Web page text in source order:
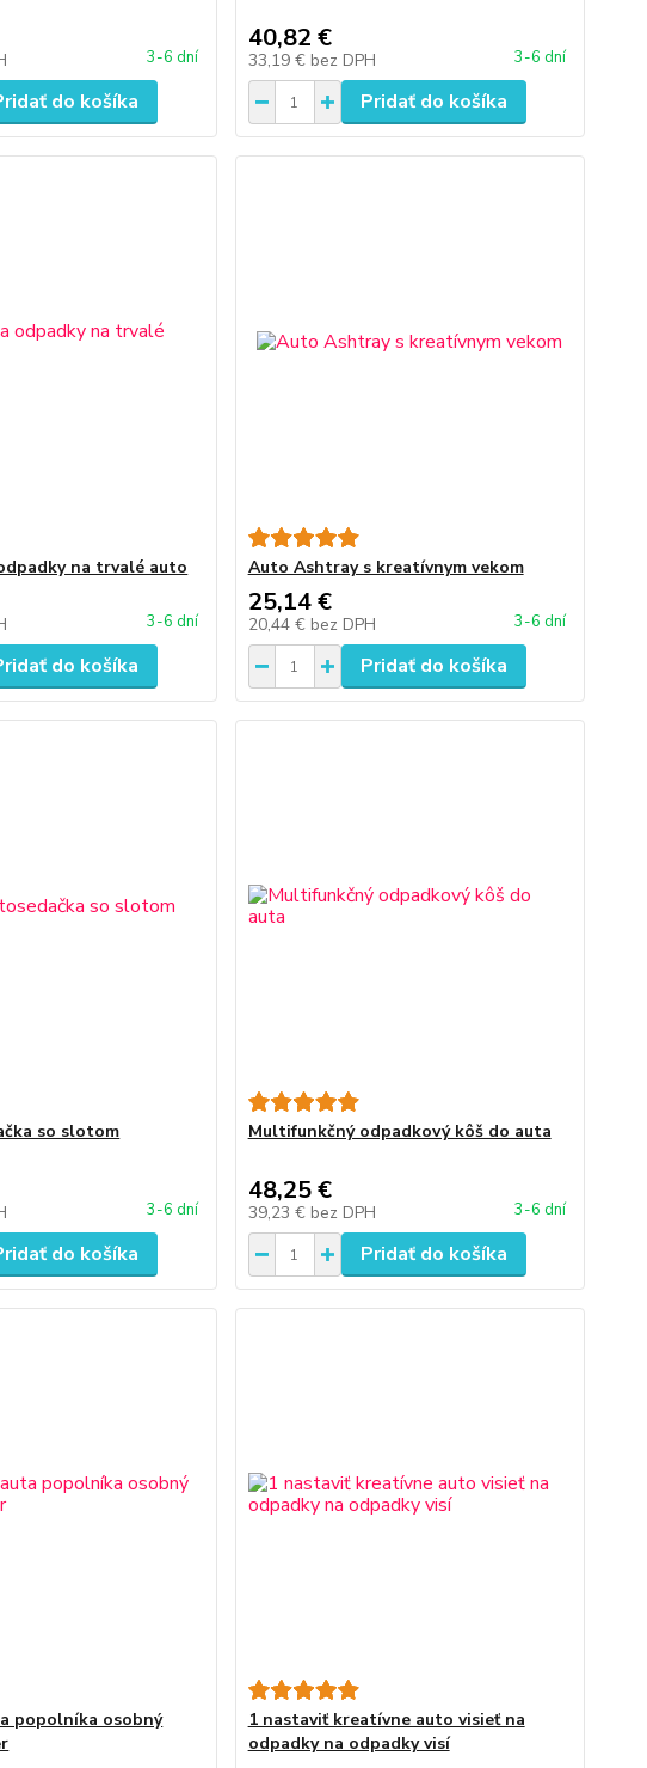
3-6 dní
do košíka
40,82 €
33,19 € bez DPH 3-6 dní
Pridať do košíka
na trvalé auto
3-6 dní
do košíka
Auto Ashtray s kreatívnym vekom
25,14 €
20,44 € bez DPH 3-6 dní
Pridať do košíka
so slotom
3-6 dní
do košíka
Multifunkčný odpadkový kôš do auta
48,25 €
39,23 € bez DPH 3-6 dní
Pridať do košíka
popolníka osobný
1 nastaviť kreatívne auto visieť na
odpadky na odpadky visí